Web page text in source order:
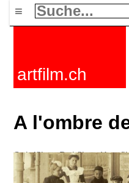
≡
artfilm.ch
A l'ombre
Spielfilme Dokfilme
Nachrichten F-Rated FAQ